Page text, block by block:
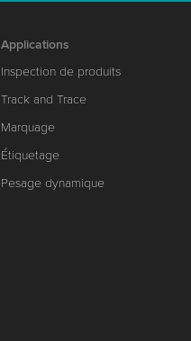
Applications
Inspection de produits
Track and Trace
Marquage
Étiquetage
Pesage dynamique